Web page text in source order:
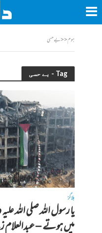
ہوم<<بے حسی
Tag - بے حسی
بلاگز
یا رسول اللہ صلی
میں ہوتے – عبدالعلام